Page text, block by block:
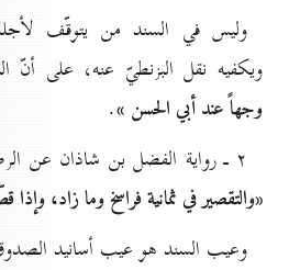
وليس في السند من يتوقّف
ويكفيه نقل البزنطيّ عنه، على أنّ
وجهاً عند أبي الحسن»
.
۲ ـ رواية الفضل بن شاذان عن الرضا في كتابه إلى المأمون:
«والتقصير في ثمانية فراسخ وما زاد،
وعيب السند هو عيب أسانيد